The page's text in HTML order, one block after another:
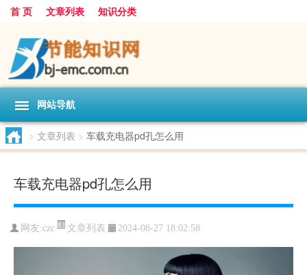
首 页 文章列表 知识分类
网站导航
> 文章列表 > 车载充电器pd孔怎么用
车载充电器pd孔怎么用
网友:czc 文章列表 2024-08-27 18:02:58